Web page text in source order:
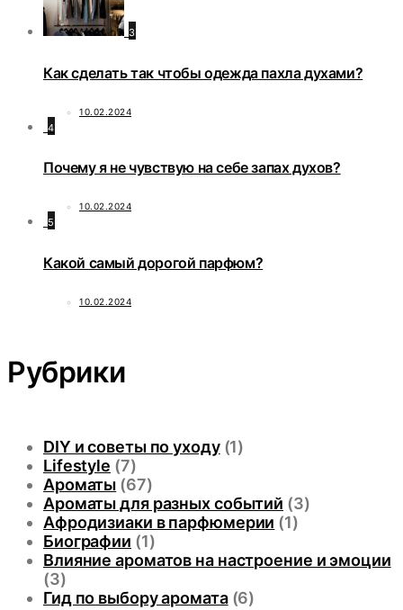
3
Как сделать так чтобы одежда пахла духами?
10.02.2024
4
Почему я не чувствую на себе запах духов?
10.02.2024
5
Какой самый дорогой парфюм?
10.02.2024
Рубрики
DIY и советы по уходу(1)
Lifestyle (7)
Ароматы (67)
Ароматы для разных событий (3)
Афродизиаки в парфюмерии (1)
Биографии (1)
Влияние ароматов на настроение и эмоции
(3)
Гид по выбору аромата(6)